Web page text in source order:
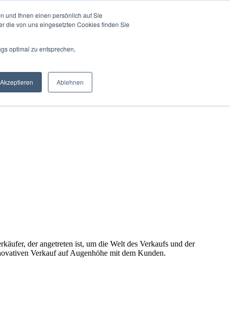
und Ihnen einen persönlich auf Sie
die von uns eingesetzten Cookies finden Sie
optimal zu entsprechen,
Akzeptieren Ablehnen
der angetreten ist, um die Welt des Verkaufs und der
Verkauf auf Augenhöhe mit dem Kunden.